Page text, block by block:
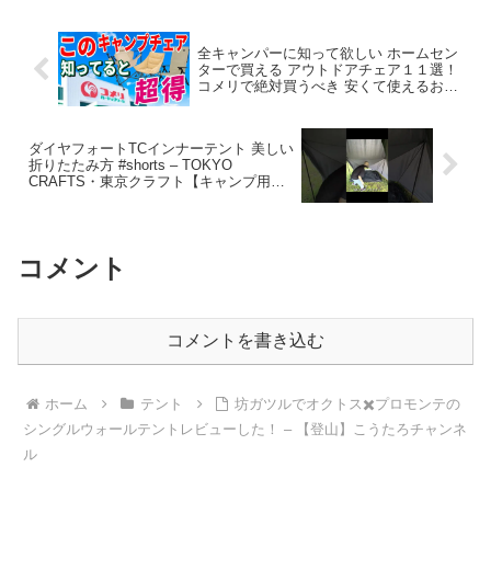
全キャンパーに知って欲しい ホームセン
ターで買える アウトドアチェア１１選！
コメリで絶対買うべき 安くて使えるおす
ダイヤフォートTCインナーテント 美しい
折りたたみ方 #shorts – TOKYO
CRAFTS・東京クラフト【キャンプ用
コメント
コメントを書き込む
ホーム テント
坊ガツルでオクトス✖️プロモンテの
シングルウォールテントレビューした！ – 【登山】こうたろチャンネ
ル